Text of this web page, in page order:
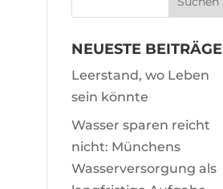
NEUESTE BEITRÄGE
Leerstand, wo Leben
sein könnte
Wasser sparen reicht
nicht: Münchens
Wasserversorgung als